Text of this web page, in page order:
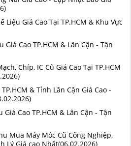
Liệu Giá Cao Tại TP.HCM & Khu Vực
Giá Cao TP.HCM & Lân Cận - Tận
Chíp, IC Cũ Giá Cao Tại TP.HCM
& Tỉnh Lân Cận Giá Cao -
Cao TP.HCM & Lân Cận - Tận
Mua Máy Móc Cũ Công Nghiệp,
Lý Giá cao Nhất(06.02.2026)